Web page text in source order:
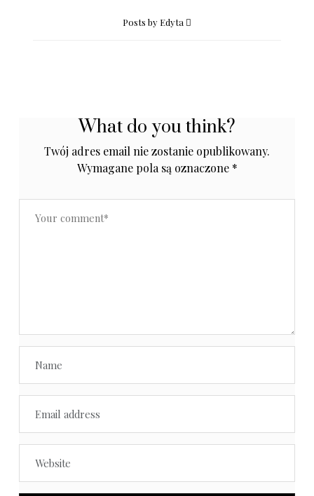
Posts by Edyta
What do you think?
Twój adres email nie zostanie opublikowany.
Wymagane pola są oznaczone *